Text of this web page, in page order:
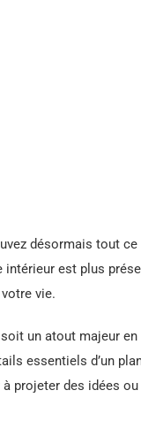
désormais tout
est plus
vie.
un atout majeur
essentiels d’un
projeter des idées